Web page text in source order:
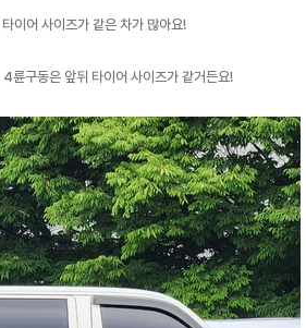
이어 사이즈가 같은 차가 많아요!
륜구동은 앞뒤 타이어 사이즈가 같거든요!